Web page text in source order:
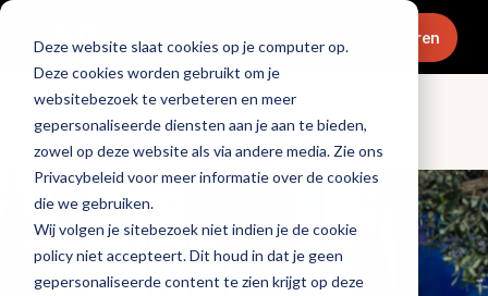
Deze website slaat cookies op je computer op.
Deze cookies worden gebruikt om je
websitebezoek te verbeteren en meer
gepersonaliseerde diensten aan je aan te bieden,
zowel op deze website als via andere media. Zie ons
Privacybeleid voor meer informatie over de cookies
die we gebruiken.
Wij volgen je sitebezoek niet indien je de cookie
policy niet accepteert. Dit houd in dat je geen
gepersonaliseerde content te zien krijgt op deze
Menu Abonneren
Culinair & chefs